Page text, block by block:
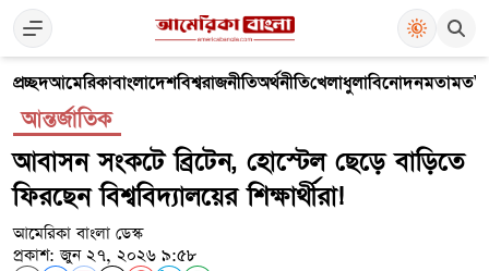
প্রচ্ছদআমেরিকাবাংলাদেশবিশ্বরাজনীতিঅর্থনীতিখেলাধুলাবিনোদনমতামত
আন্তর্জাতিক
আবাসন সংকটে ব্রিটেন, হোস্টেল ছেড়ে বাড়িতে
ফিরছেন বিশ্ববিদ্যালয়ের শিক্ষার্থীরা!
আমেরিকা বাংলা ডেস্ক
প্রকাশ: জুন ২৭, ২০২৬ ৯:৫৮